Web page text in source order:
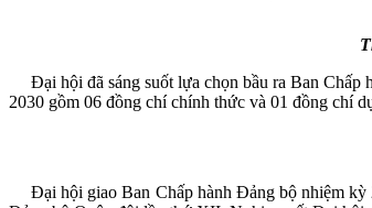
T
Đại hội đã sáng suốt lựa chọn bầu ra Ban Chấp
2030 gồm 06 đồng chí chính thức và 01 đồng chí
Đại hội giao Ban Chấp hành Đảng bộ nhiệm kỳ